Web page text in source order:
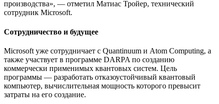
производства», — отметил Матиас Тройер, технический
сотрудник Microsoft.
Сотрудничество и будущее
Microsoft уже сотрудничает с Quantinuum и Atom Computing, а
также участвует в программе DARPA по созданию
коммерчески применимых квантовых систем. Цель
программы — разработать отказоустойчивый квантовый
компьютер, вычислительная мощность которого превысит
затраты на его создание.